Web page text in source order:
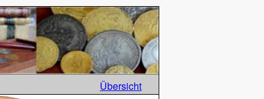
Übersicht